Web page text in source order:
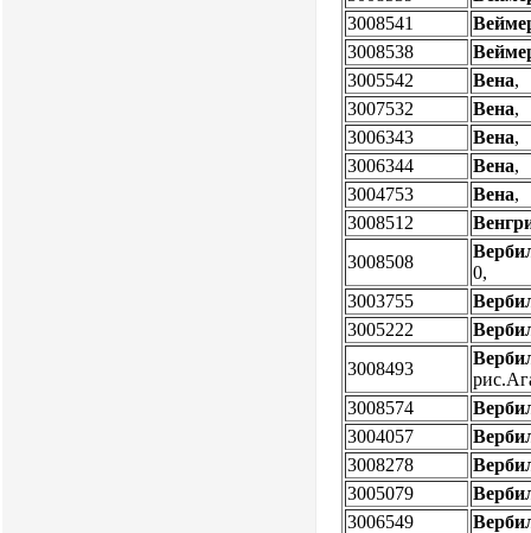
3008541
3008538
3005542
Вена,
3007532
Вена,
3006343
Вена,
3006344
Вена,
3004753
Вена,
3008512
3008508
0,
3003755
3005222
3008493
3008574
3004057
3008278
3005079
3006549